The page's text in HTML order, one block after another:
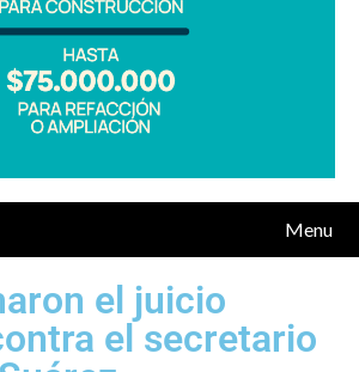
Menu
el juicio
el secretario